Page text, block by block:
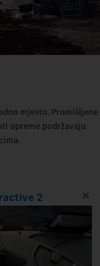
mjesto. Promišljene
opreme podržavaju
2